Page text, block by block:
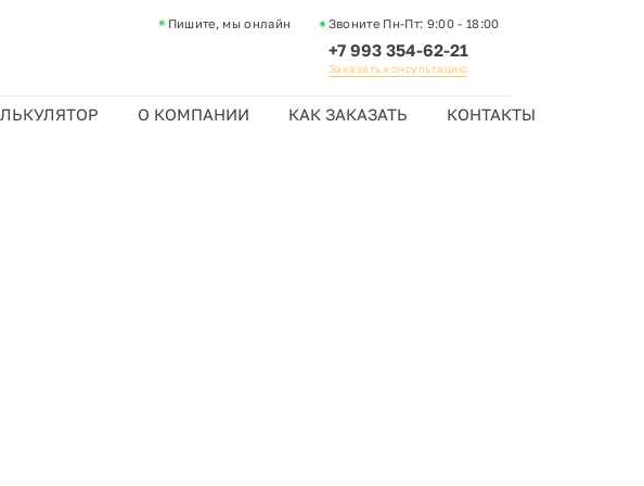
Пишите, мы онлайн Звоните Пн-Пт: 9:00 - 18:00
+7 993 354-62-21
Заказать консультацию
О КОМПАНИИ КАК ЗАКАЗАТЬ КОНТАКТЫ